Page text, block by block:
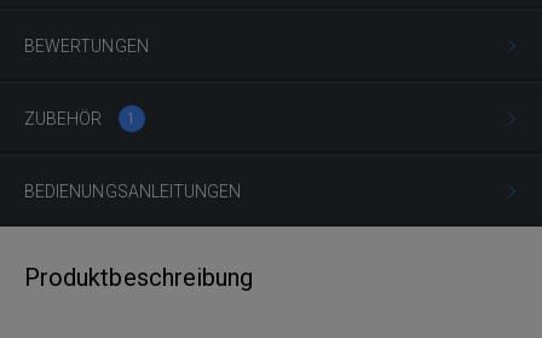
BEWERTUNGEN
ZUBEHÖR 1
BEDIENUNGSANLEITUNGEN
Produktbeschreibung